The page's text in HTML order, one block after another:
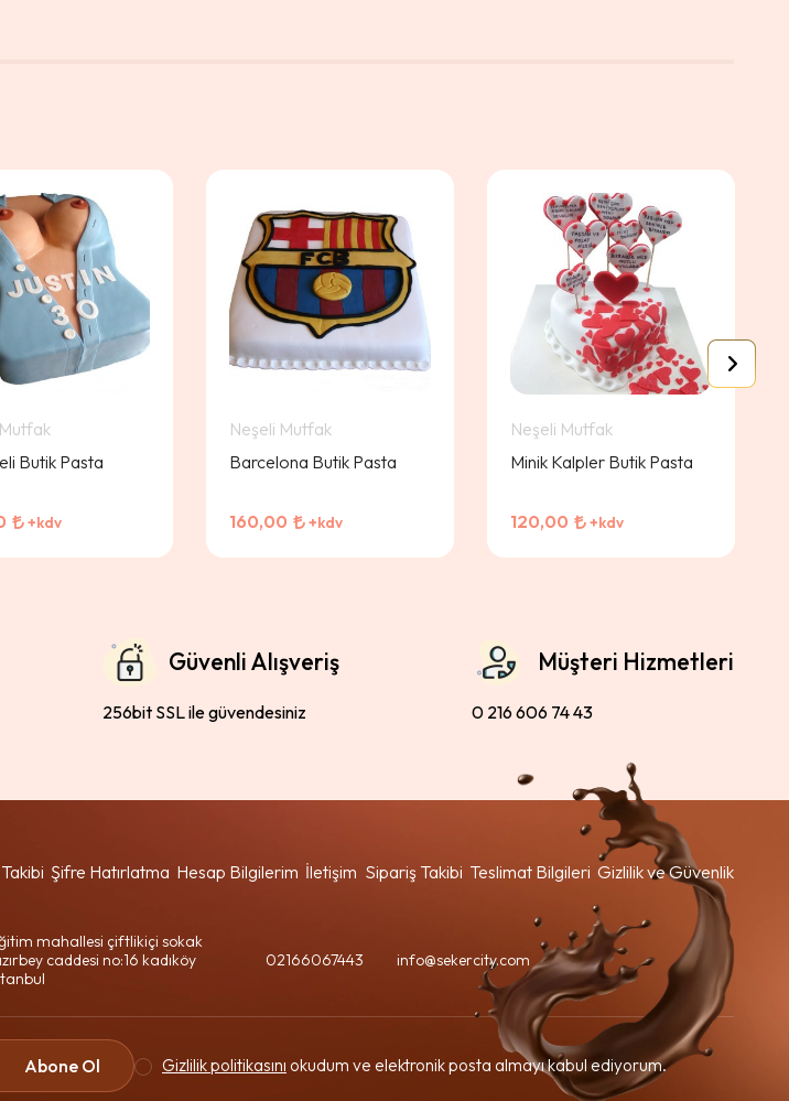
Butik Pasta
+kdv
Neşeli Mutfak
Barcelona Butik Pasta
160,00 +kdv
Neşeli Mutfak
Minik Kalpler Butik Pasta
120,00 +kdv
Güvenli Alışveriş
256bit SSL ile güvendesiniz
Müşteri Hizmetleri
0 216 606 74 43
Şifre Hatırlatma Hesap Bilgilerim İletişim Sipariş Takibi Teslimat Bilgileri Gizlilik ve Güvenlik
mahallesi çiftlikiçi sokak
caddesi no:16 kadıköy
02166067443 info@sekercity.com
Abone Ol Gizlilik politikasını okudum ve elektronik posta almayı kabul ediyorum.